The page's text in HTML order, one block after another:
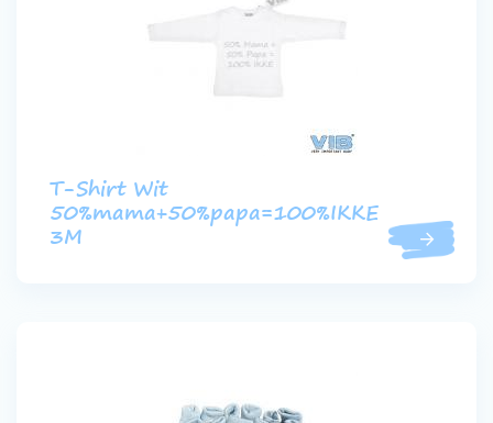
T-Shirt Wit
50%mama+50%papa=100%IKKE
3M